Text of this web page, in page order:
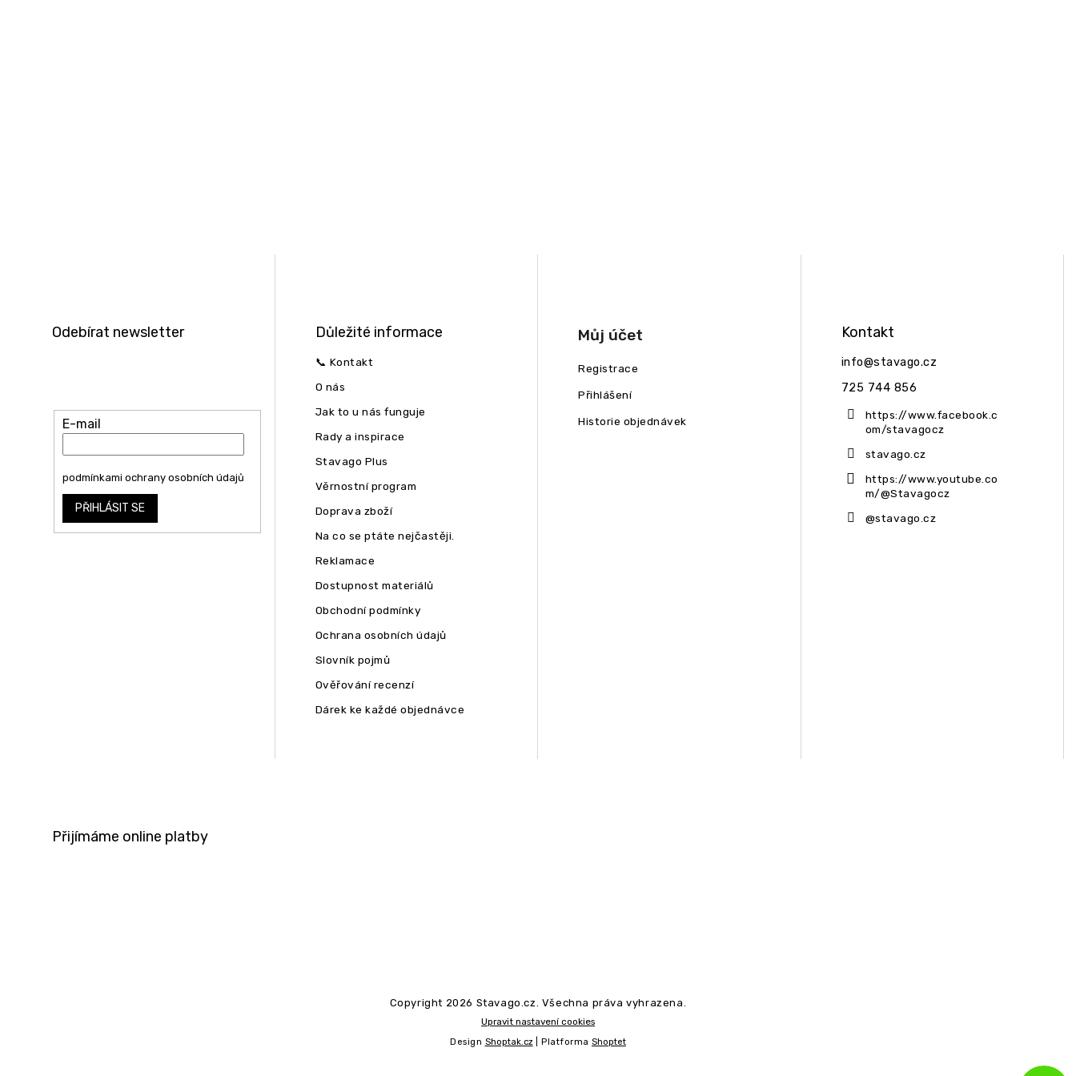
Odebírat newsletter
E-mail
podmínkami ochrany osobních údajů
PŘIHLÁSIT SE
Důležité informace
📞 Kontakt
O nás
Jak to u nás funguje
Rady a inspirace
Stavago Plus
Věrnostní program
Doprava zboží
Na co se ptáte nejčastěji.
Reklamace
Dostupnost materiálů
Obchodní podmínky
Ochrana osobních údajů
Slovník pojmů
Ověřování recenzí
Dárek ke každé objednávce
Můj účet
Registrace
Přihlášení
Historie objednávek
Kontakt
info@stavago.cz
725 744 856
https://www.facebook.c
om/stavagocz
stavago.cz
https://www.youtube.co
m/@Stavagocz
@stavago.cz
Přijímáme online platby
Copyright 2026 Stavago.cz. Všechna práva vyhrazena.
Upravit nastavení cookies
Design Shoptak.cz| Platforma Shoptet